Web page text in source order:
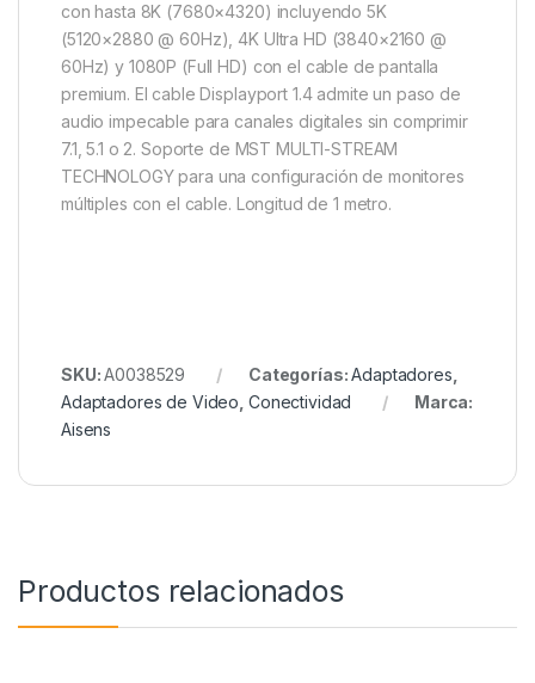
con hasta 8K (7680×4320) incluyendo 5K
(5120×2880 @ 60Hz), 4K Ultra HD (3840×2160 @
60Hz) y 1080P (Full HD) con el cable de pantalla
premium. El cable Displayport 1.4 admite un paso de
audio impecable para canales digitales sin comprimir
7.1, 5.1 o 2. Soporte de MST MULTI-STREAM
TECHNOLOGY para una configuración de monitores
múltiples con el cable. Longitud de 1 metro.
SKU:A0038529 Categorías:Adaptadores
Adaptadores de Video Conectividad
Marca:
Aisens
Productos relacionados